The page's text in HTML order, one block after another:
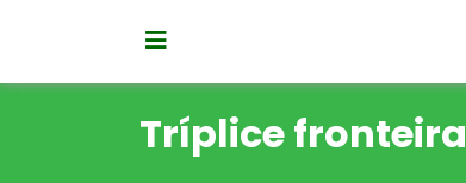
Tríplice fronteira